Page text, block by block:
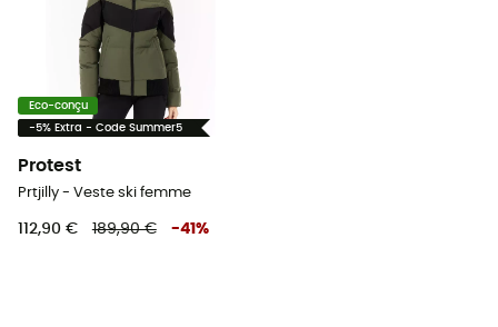
Eco-conçu
-5% Extra - Code Summer5
Protest
Prtjilly - Veste ski femme
112,90 € 189,90 € -41 %